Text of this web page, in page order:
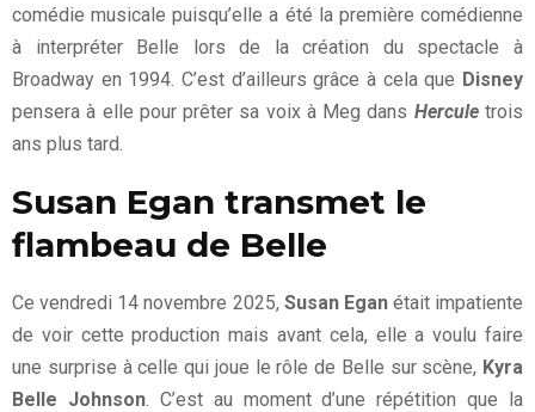
comédie musicale puisqu’elle a été la première comédienne
à interpréter Belle lors de la création du spectacle à
Broadway en 1994. C’est d’ailleurs grâce à cela que Disney
pensera à elle pour prêter sa voix à Meg dans Herculetrois
ans plus tard.
Susan Egan transmet le
flambeau de Belle
Ce vendredi 14 novembre 2025, Susan Eganétait impatiente
de voir cette production mais avant cela, elle a voulu faire
une surprise à celle qui joue le rôle de Belle sur scène, Kyra
Belle Johnson. C’est au moment d’une répétition que la